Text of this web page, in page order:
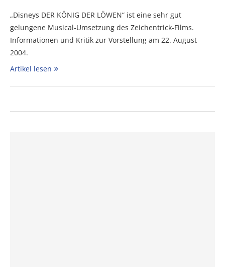
„Disneys DER KÖNIG DER LÖWEN“ ist eine sehr gut
gelungene Musical-Umsetzung des Zeichentrick-Films.
Informationen und Kritik zur Vorstellung am 22. August
2004.
Artikel lesen